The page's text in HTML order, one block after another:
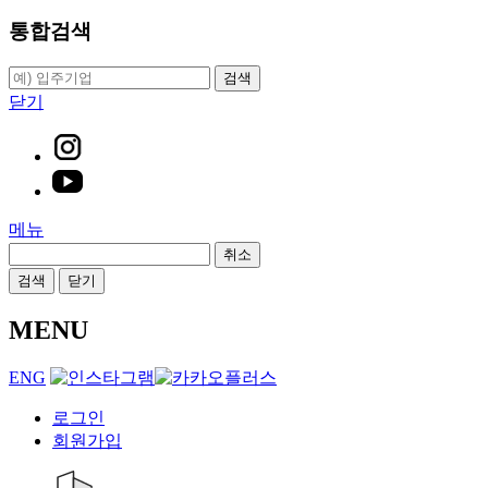
통합검색
검색
닫기
메뉴
취소
검색
닫기
MENU
ENG
로그인
회원가입